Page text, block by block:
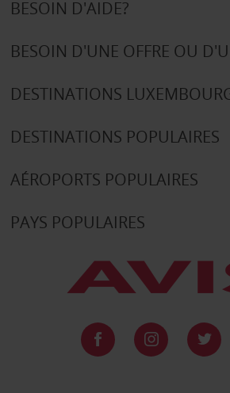
BESOIN D'AIDE?
BESOIN D'UNE OFFRE OU
DESTINATIONS
DESTINATIONS POPULAIRES
AÉROPORTS POPULAIRES
PAYS POPULAIRES